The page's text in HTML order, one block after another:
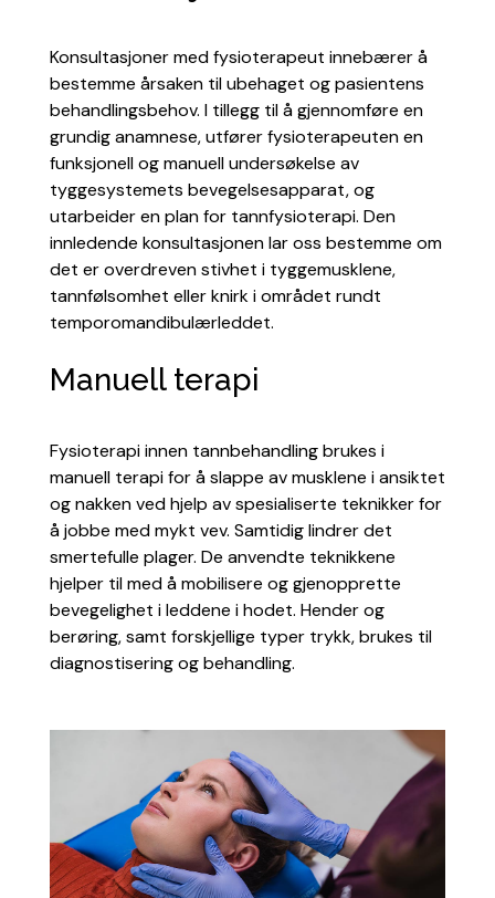
Konsultasjoner med fysioterapeut innebærer å
bestemme årsaken til ubehaget og pasientens
behandlingsbehov. I tillegg til å gjennomføre en
grundig anamnese, utfører fysioterapeuten en
funksjonell og manuell undersøkelse av
tyggesystemets bevegelsesapparat, og
utarbeider en plan for tannfysioterapi. Den
innledende konsultasjonen lar oss bestemme om
det er overdreven stivhet i tyggemusklene,
tannfølsomhet eller knirk i området rundt
temporomandibulærleddet.
Manuell terapi
Fysioterapi innen tannbehandling brukes i
manuell terapi for å slappe av musklene i ansiktet
og nakken ved hjelp av spesialiserte teknikker for
å jobbe med mykt vev. Samtidig lindrer det
smertefulle plager. De anvendte teknikkene
hjelper til med å mobilisere og gjenopprette
bevegelighet i leddene i hodet. Hender og
berøring, samt forskjellige typer trykk, brukes til
diagnostisering og behandling.